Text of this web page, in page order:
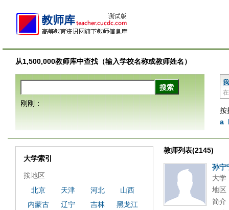
从1,500,000教师库中查找（输入学校名称或教师姓名）
按
a
刚刚：
教师列表(2145)
孙宁
大学
地区
简介
大学索引
按地区
北京
天津 河北
山西
内蒙古
辽宁 吉林
黑龙江